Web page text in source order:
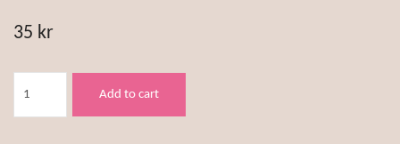
35 kr
Add to cart